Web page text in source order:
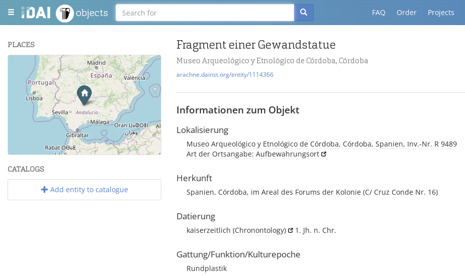
objects FAQ Order Projects
PLACES
Leaflet| Maps and Data ©OpenStreetMap
CATALOGS
Add entity to catalogue
Fragment einer Gewandstatue
Museo Arqueológico y Etnológico de Córdoba, Córdoba
arachne.dainst.org/entity/1114366
Informationen zum Objekt
Lokalisierung
Museo Arqueológico y Etnológico de Córdoba, Córdoba, Spanien, Inv.-Nr. R 9489
Art der Ortsangabe: Aufbewahrungsort
Herkunft
Spanien, Córdoba, im Areal des Forums der Kolonie (C/ Cruz Conde Nr. 16)
Datierung
kaiserzeitlich (Chronontology) 1. Jh. n. Chr.
Gattung/Funktion/Kulturepoche
Rundplastik